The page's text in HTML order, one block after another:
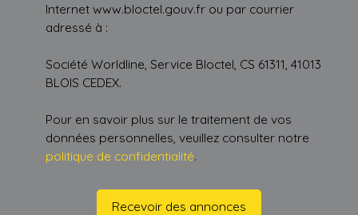
Internet www.bloctel.gouv.fr ou par courrier
adressé à :
Société Worldline, Service Bloctel, CS 61311, 41013
BLOIS CEDEX.
Pour en savoir plus sur le traitement de vos
données personnelles, veuillez consulter notre
politique de confidentialité.
Recevoir des annonces